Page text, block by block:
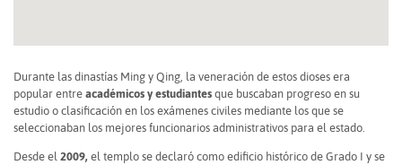
Durante las dinastías Ming y Qing, la veneración de estos dioses era
popular entre académicos y estudiantes que buscaban progreso en su
estudio o clasificación en los exámenes civiles mediante los que se
seleccionaban los mejores funcionarios administrativos para el estado.
Desde el 2009, el templo se declaró como edificio histórico de Grado I y se